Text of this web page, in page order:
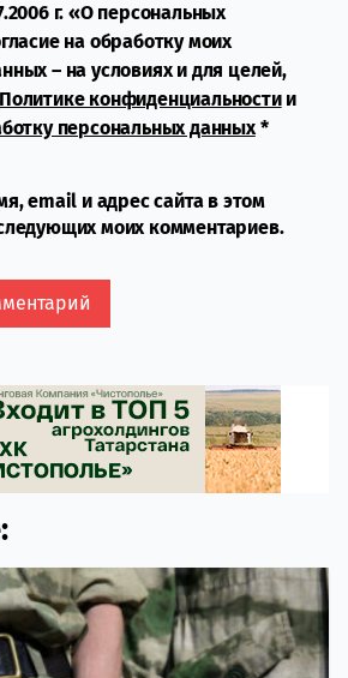
г. «О персональных
на обработку моих
– на условиях и для целей,
Политике конфиденциальностии
персональных данных*
email и адрес сайта в этом
моих комментариев.